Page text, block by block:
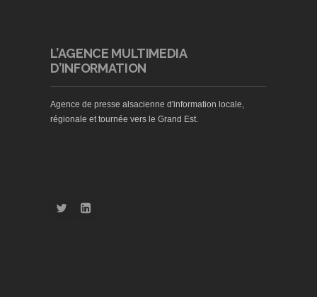
L’AGENCE MULTIMEDIA
D’INFORMATION
Agence de presse alsacienne d'information locale,
régionale et tournée vers le Grand Est.